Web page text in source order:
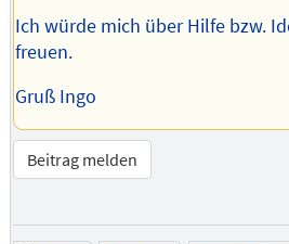
Ich würde mich über Hilfe bzw.
freuen.
Gruß Ingo
Beitrag melden